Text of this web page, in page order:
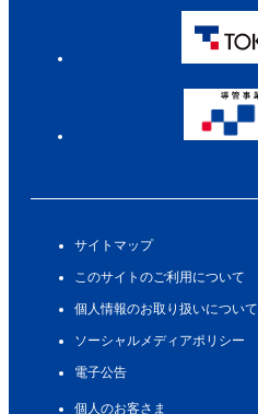
サイトマップ
このサイトのご利用について
個人情報のお取り扱いについて
ソーシャルメディアポリシー
電子公告
個人のお客さま